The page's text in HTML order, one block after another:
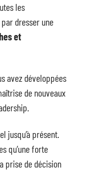
les
dresser une
et
avez développées
de nouveaux
jusqu’à présent.
qu’une forte
prise de décision